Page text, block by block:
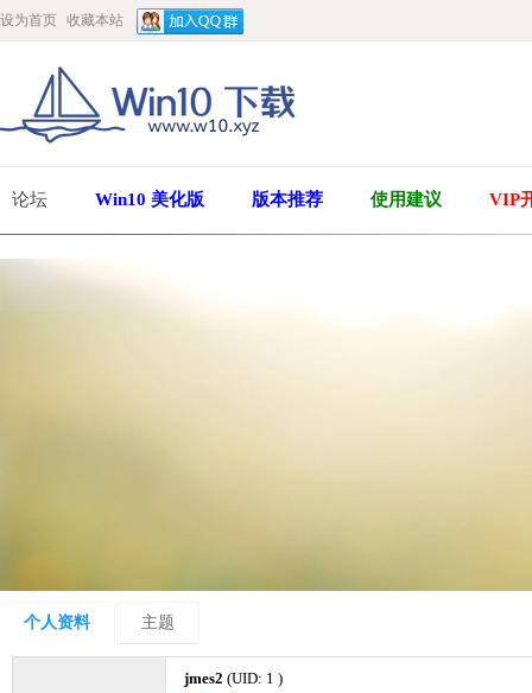
设为首页 收藏本站
论坛 Win10 美化版 版本推荐 使用建议 VIP
个人资料 主题
jmes2 (UID: 1 )